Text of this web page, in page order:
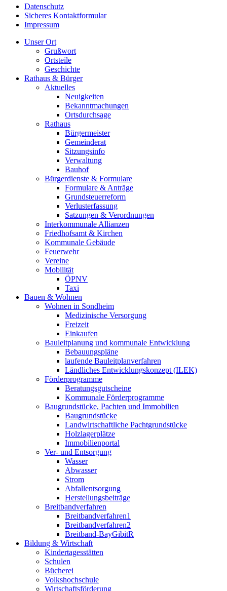
Datenschutz
Sicheres Kontaktformular
Impressum
Unser Ort
Grußwort
Ortsteile
Geschichte
Rathaus & Bürger
Aktuelles
Neuigkeiten
Bekanntmachungen
Ortsdurchsage
Rathaus
Bürgermeister
Gemeinderat
Sitzungsinfo
Verwaltung
Bauhof
Bürgerdienste & Formulare
Formulare & Anträge
Grundsteuerreform
Verlusterfassung
Satzungen & Verordnungen
Interkommunale Allianzen
Friedhofsamt & Kirchen
Kommunale Gebäude
Feuerwehr
Vereine
Mobilität
ÖPNV
Taxi
Bauen & Wohnen
Wohnen in Sondheim
Medizinische Versorgung
Freizeit
Einkaufen
Bauleitplanung und kommunale Entwicklung
Bebauungspläne
laufende Bauleitplanverfahren
Ländliches Entwicklungskonzept (ILEK)
Förderprogramme
Beratungsgutscheine
Kommunale Förderprogramme
Baugrundstücke, Pachten und Immobilien
Baugrundstücke
Landwirtschaftliche Pachtgrundstücke
Holzlagerplätze
Immobilienportal
Ver- und Entsorgung
Wasser
Abwasser
Strom
Abfallentsorgung
Herstellungsbeiträge
Breitbandverfahren
Breitbandverfahren1
Breitbandverfahren2
Breitband-BayGibitR
Bildung & Wirtschaft
Kindertagesstätten
Schulen
Bücherei
Volkshochschule
Wirtschaftsförderung